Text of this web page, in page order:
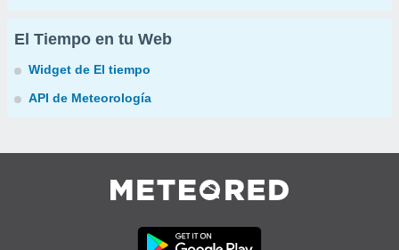
El Tiempo en tu Web
Widget de El tiempo
API de Meteorología